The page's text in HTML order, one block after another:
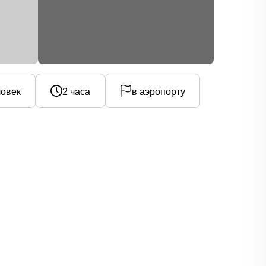
2 часа в аэропорту